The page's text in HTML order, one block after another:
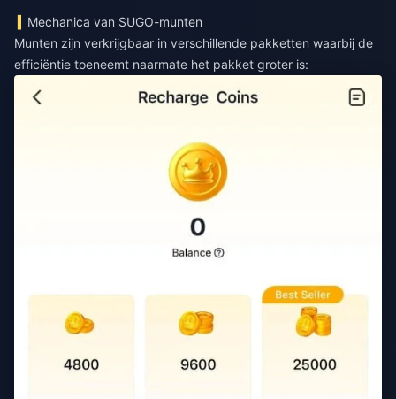
Mechanica van SUGO-munten
Munten zijn verkrijgbaar in verschillende pakketten waarbij de
efficiëntie toeneemt naarmate het pakket groter is: